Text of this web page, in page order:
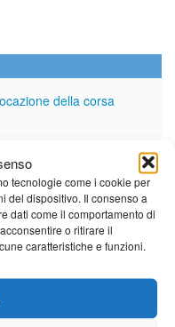
tecnologie come i cookie per
del dispositivo. Il consenso a
dati come il comportamento di
o ritirare il
caratteristiche e funzioni.
della corsa
processione